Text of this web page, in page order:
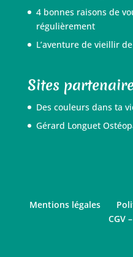
4 bonnes raisons de
régulièrement
L’aventure de vieillir
Sites
Des couleurs dans ta
Gérard Longuet
Mentions légales
CGV